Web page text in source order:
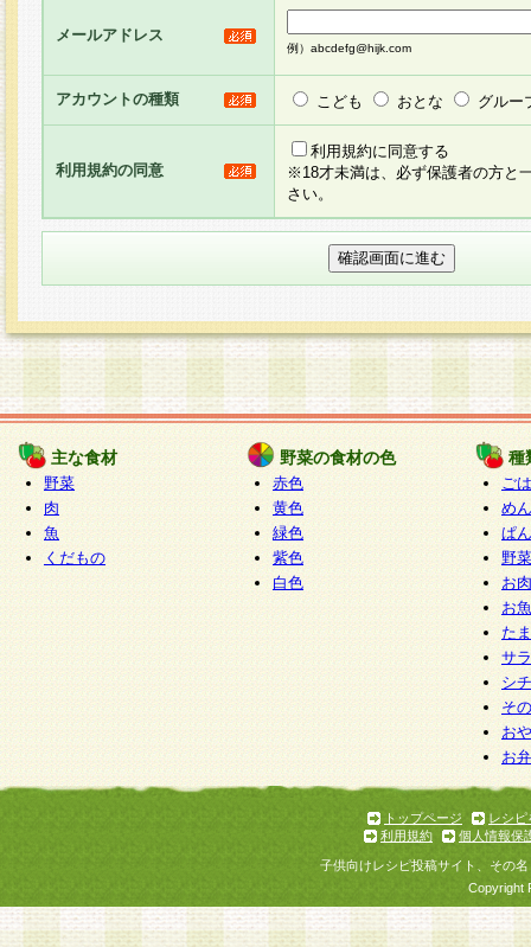
し、その結果を当社が集計・分析その他の利用を
るものです。なお、本サービスは、それぞれの目
員に対して本サービスの依頼を行うこともあり、
た全ての会員に対して本サービスの依頼をすると
りま す。
3.当社は、会員の事前の承諾を得ることなく、当
方 法・手段にて、本規約を任意に制定、変更ま
きるものとします。改定後の本規約等は、本規約
に掲示したときに、その 他の諸規定については
てその効力を生じるものとします。
4.本規約は、会員登録希望者による会員登録手続
の当社による会員登録の承認が完了した時点で会
たものとみなされ、会員に対して適用されるもの
5.当社がお聞きする個人情報は、すべて会員登録
で提 供いただいたものと考えております。従っ
自らの個人情報の提供を希望されない場合には、
をお預かりいたしません が、提供されないこと
商品やサービス等をご利用いただけない場合があ
了承ください。
6.当社は、お客様から当社が保有している個人情
加・ 利用停止等を求められた場合には、ご本人
て確認できた場合に限り、法令に準拠して合理的
いただきます。なお、開示 請求等の請求先は個
ります。
1.会員とは、本規約等を承諾のうえ、当社所定の
了し、当社が承認した者、グループとします。な
が以下に該当する場合は会員登録をすることがで
メールアドレス
例）abcdefg@hijk.com
アカウントの種類 こども おとな グルー
利用規約の同意
利用規約に同意する
※18才未満は、必ず保護者の方と
さい。
主な食材
野菜
肉
魚
くだもの
野菜の食材の色
赤色
黄色
緑色
紫色
白色
種
ご
めん
ぱん
野
お
お
た
サ
シ
そ
お
お
トップページ
レシピ
利用規約
個人情報保
子供向けレシピ投稿サイト、その
Copyright